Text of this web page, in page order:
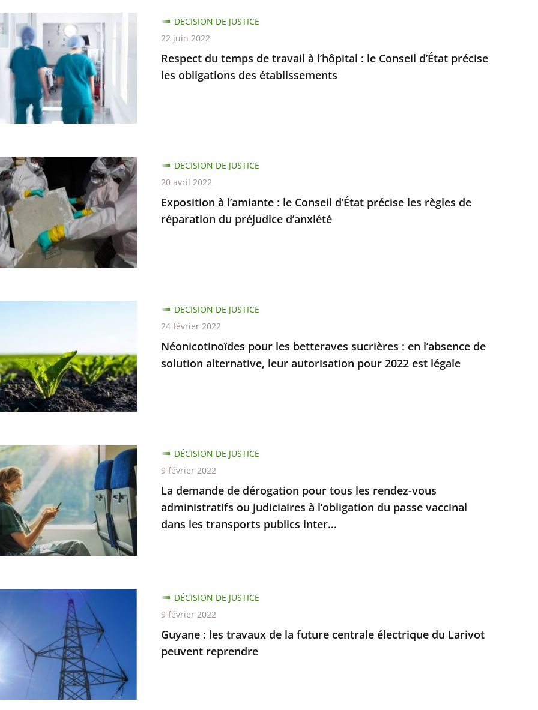
Respect du temps de travail à l’hôpital : le Conseil d’État précise
les obligations des établissements
DÉCISION DE JUSTICE
22 juin 2022
Exposition à l’amiante : le Conseil d’État précise les règles de
réparation du préjudice d’anxiété
DÉCISION DE JUSTICE
20 avril 2022
Néonicotinoïdes pour les betteraves sucrières : en l’absence de
solution alternative, leur autorisation pour 2022 est légale
DÉCISION DE JUSTICE
24 février 2022
La demande de dérogation pour tous les rendez-vous
administratifs ou judiciaires à l’obligation du passe vaccinal
dans les transports publics inter...
DÉCISION DE JUSTICE
9 février 2022
Guyane : les travaux de la future centrale électrique du Larivot
peuvent reprendre
DÉCISION DE JUSTICE
9 février 2022